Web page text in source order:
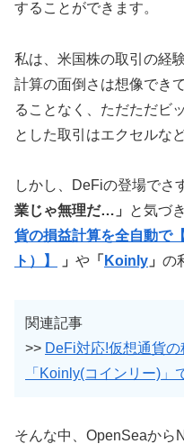
することができます。
私は、米国株の取引の経
計算の面倒さは想像でき
ることなく、ただただビ
とした取引はエクセルな
しかし、DeFiの登場でさ
業じゃ無理だ…」
と気づき
貨の損益計算を全自動で
ト）】
」 や 「 Koinly 」 の
関連記事
>> DeFi対応!仮想通貨
「Koinly(コインリー)」
そんな中、OpenSeaから